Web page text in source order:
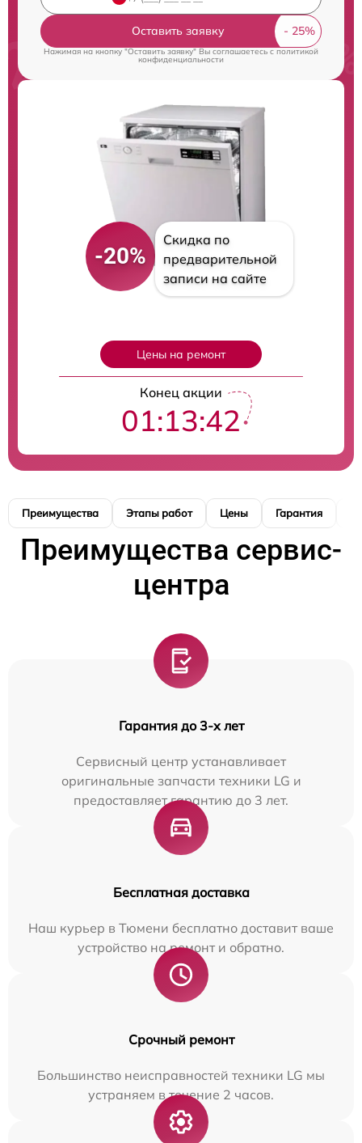
Оставить заявку
Нажимая на кнопку "Оставить заявку" Вы соглашаетесь cполитикой
конфиденциальности
-20%
Скидка по
предварительной
записи на сайте
Цены на ремонт
Конец акции
01:13:41
Преимущества Этапы работ Цены Гарантия
Преимущества сервис-
центра
Гарантия до 3-х лет
Сервисный центр устанавливает
оригинальные запчасти техники LG и
предоставляет гарантию до 3 лет.
Бесплатная доставка
Наш курьер в Тюмени бесплатно доставит ваше
устройство на ремонт и обратно.
Срочный ремонт
Большинство неисправностей техники LG мы
устраняем в течение 2 часов.